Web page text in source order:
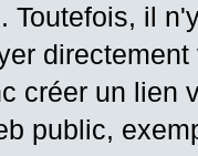
Toutefois, il
créer un lien
public,